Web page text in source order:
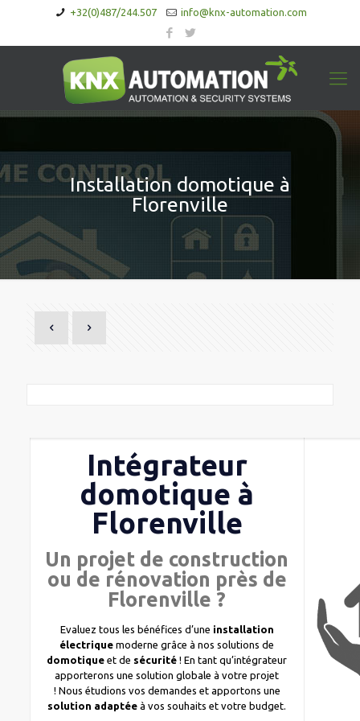
+32(0)487/244.507 info@knx-automation.com
Installation domotique à
Florenville
Intégrateur
domotique à
Florenville
Un projet de construction
ou de rénovation près de
Florenville ?
Evaluez tous les bénéfices d’une installation
électrique moderne grâce à nos solutions de
domotique et de sécurité ! En tant qu’intégrateur
apporterons une solution globale à votre projet
! Nous étudions vos demandes et apportons une
solution adaptéeà vos souhaits et votre budget.